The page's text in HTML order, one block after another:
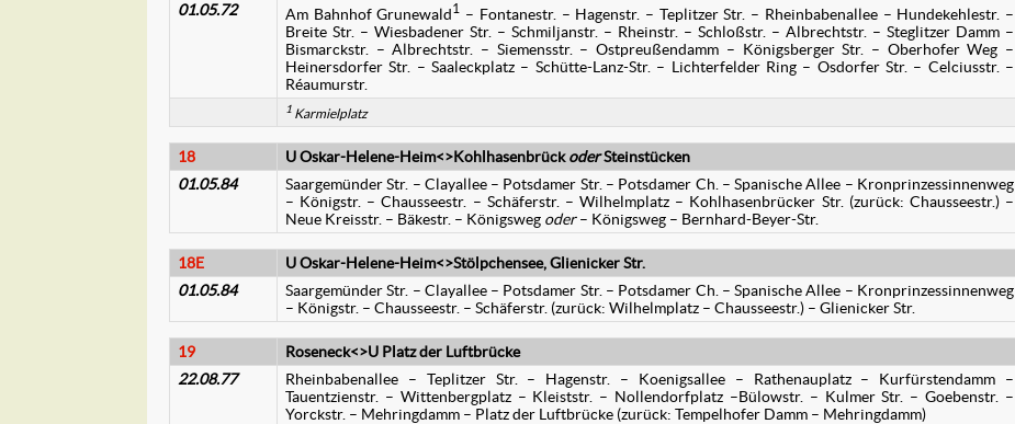
01.05.72
Am Bahnhof Grunewald1
– Fontanestr. – Hagenstr. – Teplitzer Str. – Rheinbabenallee – Hundekehlestr. –
Breite Str. – Wiesbadener Str. – Schmiljanstr. – Rheinstr. – Schloßstr. – Albrechtstr. – Steglitzer Damm –
Bismarckstr. – Albrechtstr. – Siemensstr. – Ostpreußendamm – Königsberger Str. – Oberhofer Weg –
Heinersdorfer Str. – Saaleckplatz – Schütte-Lanz-Str. – Lichterfelder Ring – Osdorfer Str. – Celciusstr. –
Réaumurstr.
1 Karmielplatz
18 U Oskar-Helene-Heim<>KohlhasenbrückoderSteinstücken
01.05.84
Saargemünder Str. – Clayallee – Potsdamer Str. – Potsdamer Ch. – Spanische Allee – Kronprinzessinnenweg
– Königstr. – Chausseestr. – Schäferstr. – Wilhelmplatz – Kohlhasenbrücker Str. (zurück: Chausseestr.) –
Neue Kreisstr. – Bäkestr. – Königsweg oder– Königsweg – Bernhard-Beyer-Str.
18E
U Oskar-Helene-Heim<>Stölpchensee, Glienicker Str.
01.05.84
Saargemünder Str. – Clayallee – Potsdamer Str. – Potsdamer Ch. – Spanische Allee – Kronprinzessinnenweg
– Königstr. – Chausseestr. – Schäferstr. (zurück: Wilhelmplatz – Chausseestr.) – Glienicker Str.
19
Roseneck<>U Platz der Luftbrücke
22.08.77
Rheinbabenallee – Teplitzer Str. – Hagenstr. – Koenigsallee – Rathenauplatz – Kurfürstendamm –
Tauentzienstr. – Wittenbergplatz – Kleiststr. – Nollendorfplatz –Bülowstr. – Kulmer Str. – Goebenstr. –
Yorckstr. – Mehringdamm – Platz der Luftbrücke (zurück: Tempelhofer Damm – Mehringdamm)